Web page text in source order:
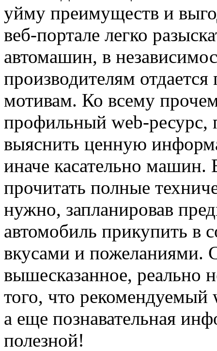
уйму преимуществ и
веб-портале легко
автомашин, в
производителям
мотивам. Ко всему
профильный web-ресурс,
выяснить ценную
иначе касательно машин.
прочитать полные
нужно, запланировав
автомобиль прикупить в
вкусами и пожеланиями.
вышесказанное, реально
того, что
а еще познавательная
полезной!